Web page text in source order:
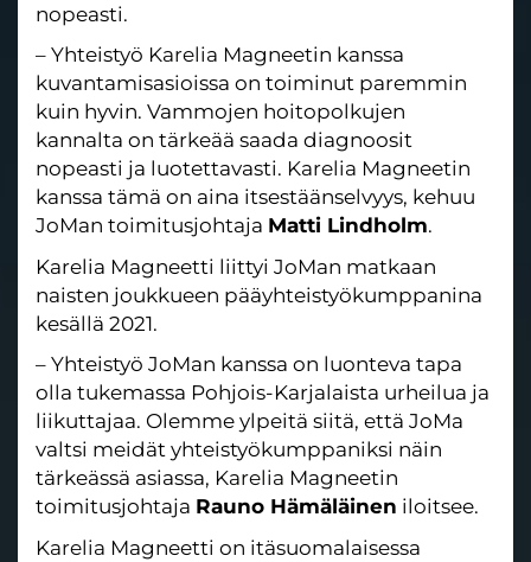
nopeasti.
– Yhteistyö Karelia Magneetin kanssa
kuvantamisasioissa on toiminut paremmin
kuin hyvin. Vammojen hoitopolkujen
kannalta on tärkeää saada diagnoosit
nopeasti ja luotettavasti. Karelia Magneetin
kanssa tämä on aina itsestäänselvyys, kehuu
JoMan toimitusjohtaja Matti Lindholm.
Karelia Magneetti liittyi JoMan matkaan
naisten joukkueen pääyhteistyökumppanina
kesällä 2021.
– Yhteistyö JoMan kanssa on luonteva tapa
olla tukemassa Pohjois-Karjalaista urheilua ja
liikuttajaa. Olemme ylpeitä siitä, että JoMa
valtsi meidät yhteistyökumppaniksi näin
tärkeässä asiassa, Karelia Magneetin
toimitusjohtaja Rauno Hämäläinen iloitsee.
Karelia Magneetti on itäsuomalaisessa